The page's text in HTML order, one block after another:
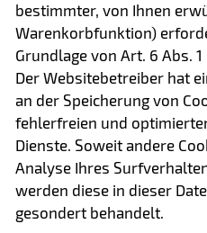
bestimmter, von Ihnen
Warenkorbfunktion)
Grundlage von Art. 6 Abs.
Der Websitebetreiber hat
an der Speicherung von
fehlerfreien und
Dienste. Soweit andere
Analyse Ihres
werden diese in dieser
gesondert behandelt.